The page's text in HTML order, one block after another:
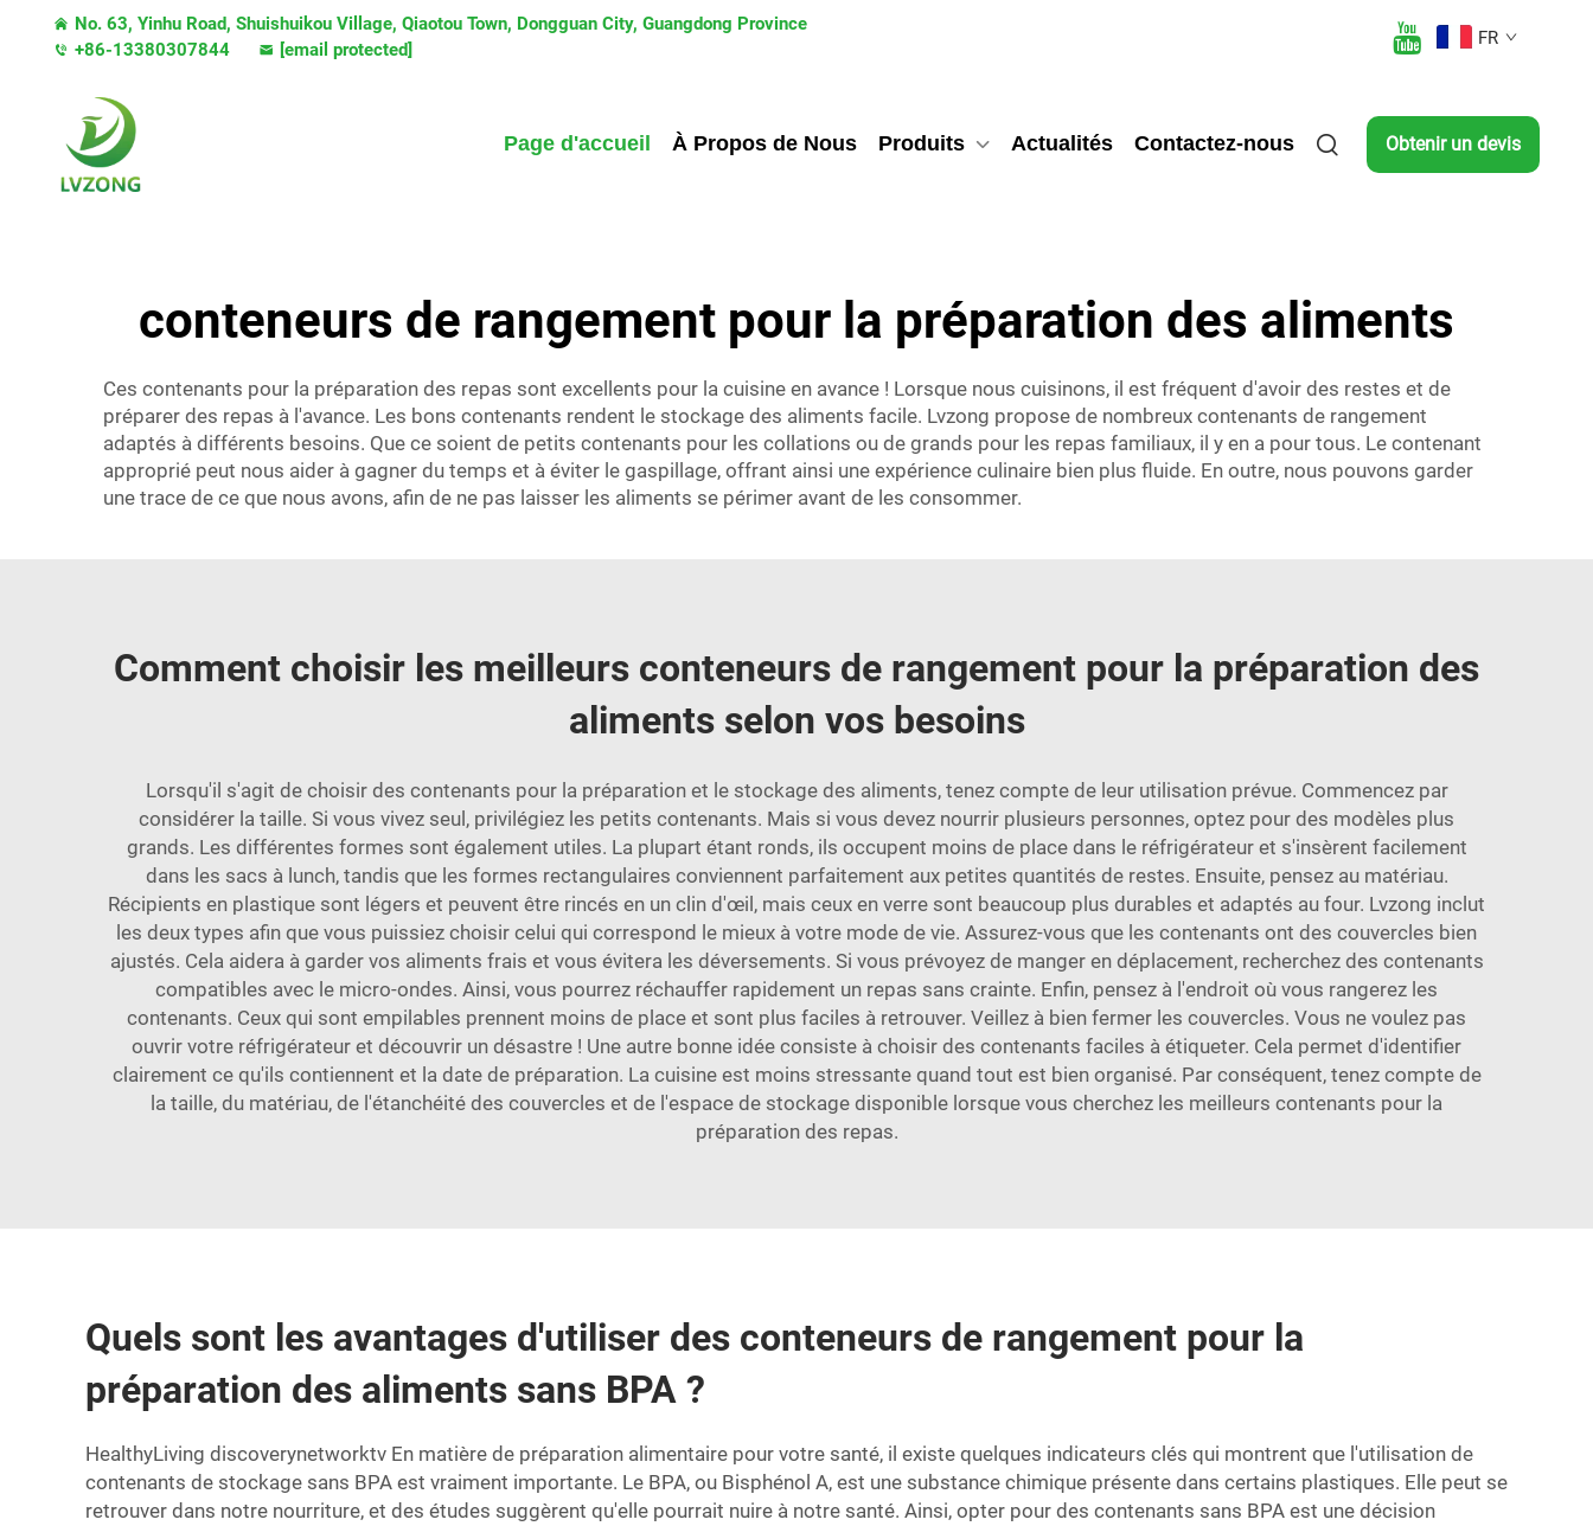
No. 63, Yinhu Road, Shuishuikou Village, Qiaotou Town, Dongguan City, Guangdong Province
+86-13380307844
[email protected]
FR
Page d'accueil À Propos de Nous Produits Actualités Contactez-nous Obtenir un devis
conteneurs de rangement pour la préparation des aliments
Ces contenants pour la préparation des repas sont excellents pour la cuisine en avance ! Lorsque nous cuisinons, il est fréquent d'avoir des restes et de
préparer des repas à l'avance. Les bons contenants rendent le stockage des aliments facile. Lvzong propose de nombreux contenants de rangement
adaptés à différents besoins. Que ce soient de petits contenants pour les collations ou de grands pour les repas familiaux, il y en a pour tous. Le contenant
approprié peut nous aider à gagner du temps et à éviter le gaspillage, offrant ainsi une expérience culinaire bien plus fluide. En outre, nous pouvons garder
une trace de ce que nous avons, afin de ne pas laisser les aliments se périmer avant de les consommer.
Comment choisir les meilleurs conteneurs de rangement pour la préparation des
aliments selon vos besoins
Lorsqu'il s'agit de choisir des contenants pour la préparation et le stockage des aliments, tenez compte de leur utilisation prévue. Commencez par
considérer la taille. Si vous vivez seul, privilégiez les petits contenants. Mais si vous devez nourrir plusieurs personnes, optez pour des modèles plus
grands. Les différentes formes sont également utiles. La plupart étant ronds, ils occupent moins de place dans le réfrigérateur et s'insèrent facilement
dans les sacs à lunch, tandis que les formes rectangulaires conviennent parfaitement aux petites quantités de restes. Ensuite, pensez au matériau.
Récipients en plastique sont légers et peuvent être rincés en un clin d'œil, mais ceux en verre sont beaucoup plus durables et adaptés au four. Lvzong inclut
les deux types afin que vous puissiez choisir celui qui correspond le mieux à votre mode de vie. Assurez-vous que les contenants ont des couvercles bien
ajustés. Cela aidera à garder vos aliments frais et vous évitera les déversements. Si vous prévoyez de manger en déplacement, recherchez des contenants
compatibles avec le micro-ondes. Ainsi, vous pourrez réchauffer rapidement un repas sans crainte. Enfin, pensez à l'endroit où vous rangerez les
contenants. Ceux qui sont empilables prennent moins de place et sont plus faciles à retrouver. Veillez à bien fermer les couvercles. Vous ne voulez pas
ouvrir votre réfrigérateur et découvrir un désastre ! Une autre bonne idée consiste à choisir des contenants faciles à étiqueter. Cela permet d'identifier
clairement ce qu'ils contiennent et la date de préparation. La cuisine est moins stressante quand tout est bien organisé. Par conséquent, tenez compte de
la taille, du matériau, de l'étanchéité des couvercles et de l'espace de stockage disponible lorsque vous cherchez les meilleurs contenants pour la
préparation des repas.
Quels sont les avantages d'utiliser des conteneurs de rangement pour la
préparation des aliments sans BPA ?
HealthyLiving discoverynetworktv En matière de préparation alimentaire pour votre santé, il existe quelques indicateurs clés qui montrent que l'utilisation de
contenants de stockage sans BPA est vraiment importante. Le BPA, ou Bisphénol A, est une substance chimique présente dans certains plastiques. Elle peut se
retrouver dans notre nourriture, et des études suggèrent qu'elle pourrait nuire à notre santé. Ainsi, opter pour des contenants sans BPA est une décision